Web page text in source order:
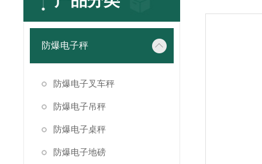
防爆电子秤
防爆电子叉车秤
防爆电子吊秤
防爆电子桌秤
防爆电子地磅